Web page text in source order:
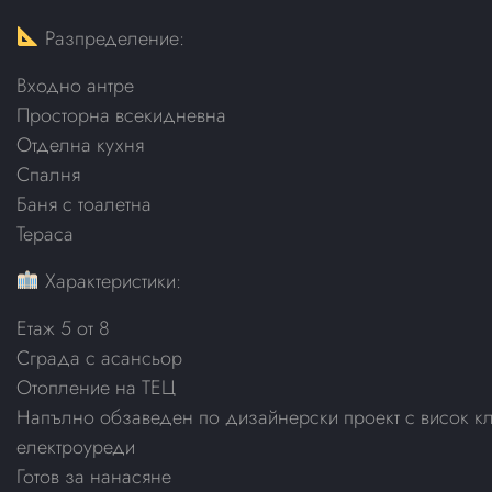
Разпределение:
Входно антре
Просторна всекидневна
Отделна кухня
Спалня
Баня с тоалетна
Тераса
Характеристики:
Етаж 5 от 8
Сграда с асансьор
Отопление на ТЕЦ
Напълно обзаведен по дизайнерски проект с висок
електроуреди
Готов за нанасяне